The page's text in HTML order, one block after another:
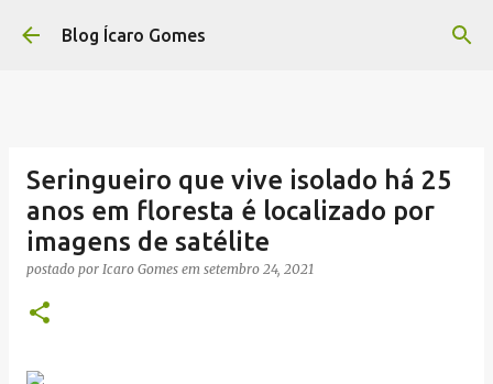
Pular para o conteúdo principal
Blog Ícaro Gomes
Seringueiro que vive isolado há 25
anos em floresta é localizado por
imagens de satélite
postado por Icaro Gomes em setembro 24, 2021